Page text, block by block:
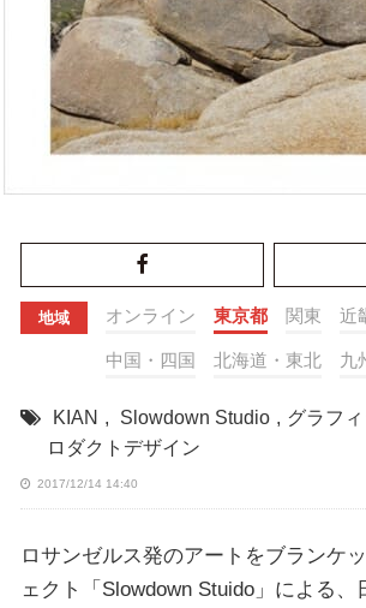
地域 オンライン 東京都 関東 近
中国・四国 北海道・東北 九
KIAN , Slowdown Studio , グラフ
ロダクトデザイン
2017/12/14 14:40
ロサンゼルス発のアートをブランケ
ェクト「Slowdown Stuido」による、